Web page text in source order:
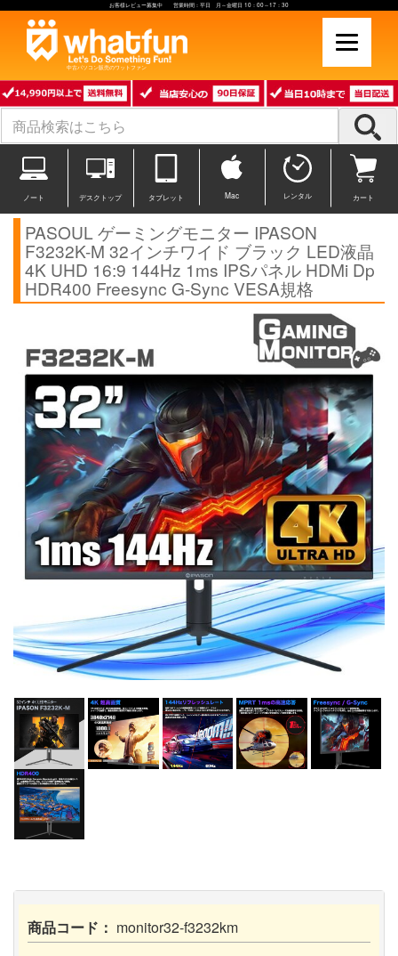
お客様レビュー募集中 営業時間：平日 月～金曜日 10：00～17：30
中古パソコン販売のワットファン
ノート デスクトップ タブレット Mac レンタル カート
PASOUL ゲーミングモニター IPASON
F3232K-M 32インチワイド ブラック LED液晶
4K UHD 16:9 144Hz 1ms IPSパネル HDMi Dp
HDR400 Freesync G-Sync VESA規格
商品コード： monitor32-f3232km